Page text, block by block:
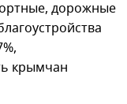
дорожные
крымчан